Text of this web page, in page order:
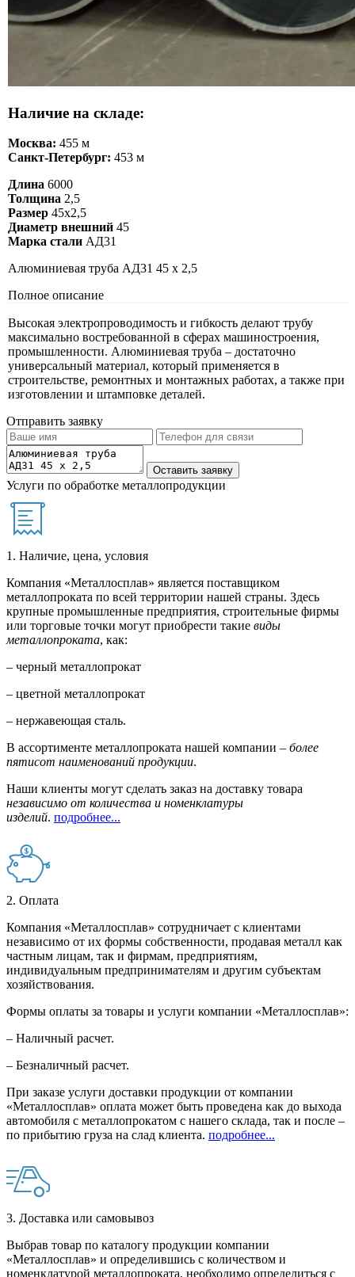
Наличие на складе:
Москва: 455 м
Санкт-Петербург: 453 м
Длина 6000
Толщина 2,5
Размер 45х2,5
Диаметр внешний 45
Марка стали АД31
Алюминиевая труба АД31 45 х 2,5
Полное описание
Высокая электропроводимость и гибкость делают трубу
максимально востребованной в сферах машиностроения,
промышленности. Алюминиевая труба – достаточно
универсальный материал, который применяется в
строительстве, ремонтных и монтажных работах, а также при
изготовлении и штамповке деталей.
Отправить заявку
Услуги по обработке металлопродукции
1. Наличие, цена, условия
Компания «Металлосплав» является поставщиком
металлопроката по всей территории нашей страны. Здесь
крупные промышленные предприятия, строительные фирмы
или торговые точки могут приобрести такие виды
металлопроката, как:
– черный металлопрокат
– цветной металлопрокат
– нержавеющая сталь.
В ассортименте металлопроката нашей компании – более
пятисот наименований продукции.
Наши клиенты могут сделать заказ на доставку товара
независимо от количества и номенклатуры
изделий. подробнее...
2. Оплата
Компания «Металлосплав» сотрудничает с клиентами
независимо от их формы собственности, продавая металл как
частным лицам, так и фирмам, предприятиям,
индивидуальным предпринимателям и другим субъектам
хозяйствования.
Формы оплаты за товары и услуги компании «Металлосплав»:
– Наличный расчет.
– Безналичный расчет.
При заказе услуги доставки продукции от компании
«Металлосплав» оплата может быть проведена как до выхода
автомобиля с металлопрокатом с нашего склада, так и после –
по прибытию груза на слад клиента. подробнее...
3. Доставка или самовывоз
Выбрав товар по каталогу продукции компании
«Металлосплав» и определившись с количеством и
номенклатурой металлопроката, необходимо определиться с